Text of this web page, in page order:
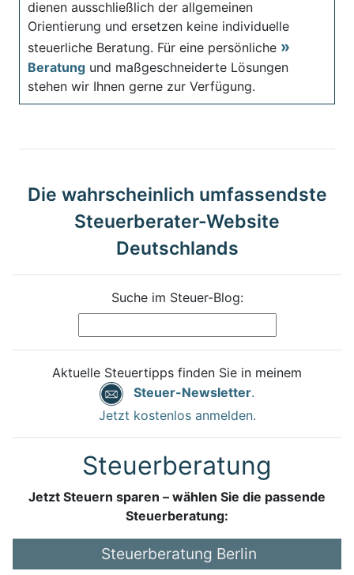
dienen ausschließlich der allgemeinen
Orientierung und ersetzen keine individuelle
steuerliche Beratung. Für eine persönliche
Beratung und maßgeschneiderte Lösungen
stehen wir Ihnen gerne zur Verfügung.
Die wahrscheinlich umfassendste
Steuerberater-Website
Deutschlands
Suche im Steuer-Blog:
Aktuelle Steuertipps finden Sie in meinem
Steuer-Newsletter.
Jetzt kostenlos anmelden.
Steuerberatung
Jetzt Steuern sparen – wählen Sie die passende
Steuerberatung:
Steuerberatung Berlin